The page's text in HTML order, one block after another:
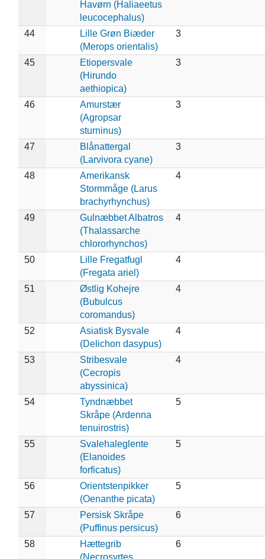
Havørn (Haliaeetus
leucocephalus)
44
Lille Grøn Biæder
(Merops orientalis)
3
45
Etiopersvale
(Hirundo
aethiopica)
3
46
Amurstær
(Agropsar
sturninus)
3
47
Blånattergal
(Larvivora cyane)
3
48
Amerikansk
Stormmåge (Larus
brachyrhynchus)
4
49
Gulnæbbet Albatros
(Thalassarche
chlororhynchos)
4
50
Lille Fregatfugl
(Fregata ariel)
4
51
Østlig Kohejre
(Bubulcus
coromandus)
4
52
Asiatisk Bysvale
(Delichon dasypus)
4
53
Stribesvale
(Cecropis
abyssinica)
4
54
Tyndnæbbet
Skråpe (Ardenna
tenuirostris)
5
55
Svalehaleglente
(Elanoides
forficatus)
5
56
Orientstenpikker
(Oenanthe picata)
5
57
Persisk Skråpe
(Puffinus persicus)
6
58
Hættegrib
(Necrosyrtes
6